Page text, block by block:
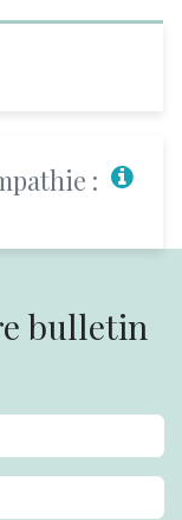
:
bulletin